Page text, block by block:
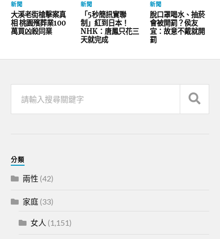
新聞
大溪老街槍擊案真
相 桃園殯葬業100
萬買凶殺同業
新聞
「5秒簡訊實聯
制」紅到日本！
NHK：唐鳳只花三
天就完成
新聞
脫口罩喝水、抽菸
會被開罰？侯友
宜：故意不戴就開
罰
分類
兩性 (42)
家庭 (33)
女人 (1,151)